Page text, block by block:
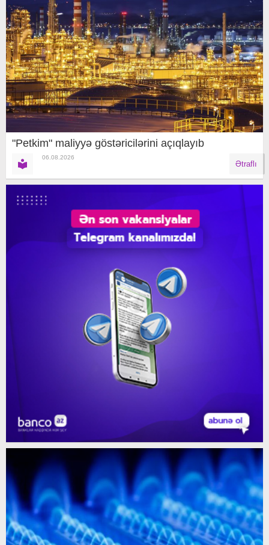
"Petkim" maliyyə göstəricilərini açıqlayıb
06.08.2026
Ətraflı